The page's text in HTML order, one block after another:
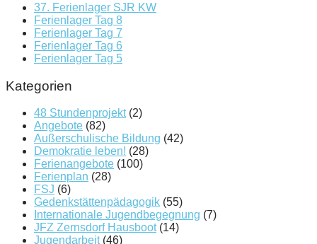
37. Ferienlager SJR KW
Ferienlager Tag 8
Ferienlager Tag 7
Ferienlager Tag 6
Ferienlager Tag 5
Kategorien
48 Stundenprojekt(2)
Angebote (82)
Außerschulische Bildung (42)
Demokratie leben! (28)
Ferienangebote (100)
Ferienplan (28)
FSJ (6)
Gedenkstättenpädagogik (55)
Internationale Jugendbegegnung (7)
JFZ Zernsdorf Hausboot(14)
Jugendarbeit(46)